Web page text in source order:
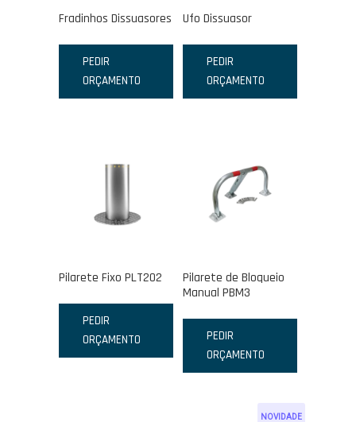
Fradinhos Dissuasores
PEDIR
ORÇAMENTO
Ufo Dissuasor
PEDIR
ORÇAMENTO
Pilarete Fixo PLT202
PEDIR
ORÇAMENTO
Pilarete de Bloqueio
Manual PBM3
PEDIR
ORÇAMENTO
NOVIDADE